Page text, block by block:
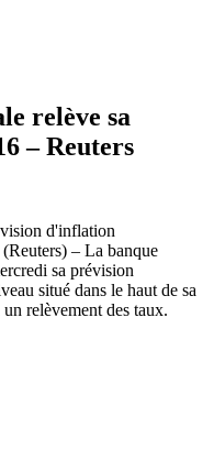
relève sa
– Reuters
d'inflation
– La banque
sa prévision
situé dans le haut de sa
relèvement des taux.